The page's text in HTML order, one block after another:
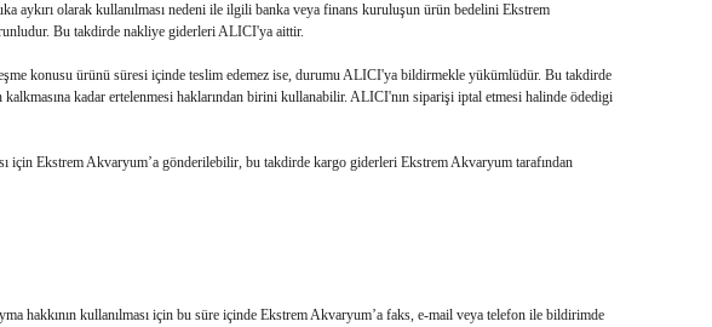
aykırı olarak kullanılması nedeni ile ilgili banka veya finans kuruluşun ürün bedelini Ekstrem
Bu takdirde nakliye giderleri ALICI'ya aittir.
konusu ürünü süresi içinde teslim edemez ise, durumu ALICI'ya bildirmekle yükümlüdür. Bu takdirde
kadar ertelenmesi haklarından birini kullanabilir. ALICI'nın siparişi iptal etmesi halinde ödedigi
için Ekstrem Akvaryum’a gönderilebilir, bu takdirde kargo giderleri Ekstrem Akvaryum tarafından
hakkının kullanılması için bu süre içinde Ekstrem Akvaryum’a faks, e-mail veya telefon ile bildirimde